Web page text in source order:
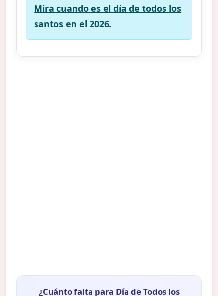
Mira cuando es el día de todos los
santos en el 2026.
¿Cuánto falta para Día de Todos los